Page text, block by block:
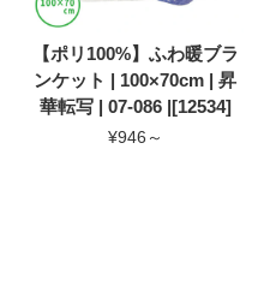
【ポリ100%】ふわ暖ブラ
ンケット | 100×70cm | 昇
華転写 | 07-086 |[12534]
¥946～